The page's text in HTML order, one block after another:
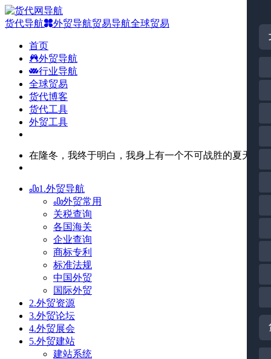
货代导航 外贸导航贸易导航全球贸易
首页
外贸导航
行业导航
全球贸易
货代博客
货代工具
外贸工具
在隆冬，我终于明白，我身上有一个不可战胜的夏天。
1.外贸导航
外贸常用
关税查询
各国海关
企业查询
商标专利
标准法规
中国外贸
国际外贸
2.外贸资源
3.外贸论坛
4.外贸展会
5.外贸建站
建站系统